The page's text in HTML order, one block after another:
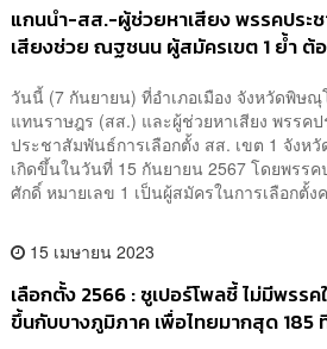
แกนนำ-สส.-ผู้ช่วยหาเสียง พรรคประ
เสียงช่วย ณฐชนน ผู้สมัครเขต 1 ย้ำ ต้
วันนี้ (7 กันยายน) ที่อำเภอเมือง จังหวัดพิษ
แทนราษฎร (สส.) และผู้ช่วยหาเสียง พรรค
ประชาสัมพันธ์การเลือกตั้ง สส. เขต 1 จัง
เกิดขึ้นในวันที่ 15 กันยายน 2567 โดยพร
ศักดิ์ หมายเลข 1 เป็นผู้สมัครในการเลือกตั้
15 เมษายน 2023
เลือกตั้ง 2566 : ซูเปอร์โพลชี้ ไม่มีพรร
ขึ้นกับบางภูมิภาค เพื่อไทยมากสุด 185